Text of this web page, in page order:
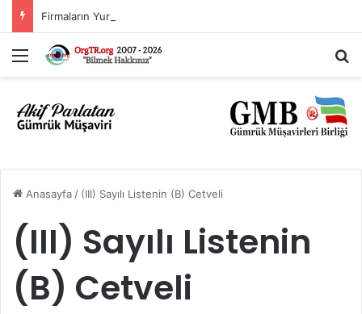
Menü
Anasayfa/ (III) Sayılı Listenin (B) Cetveli
(III) Sayılı Listenin
(B) Cetveli